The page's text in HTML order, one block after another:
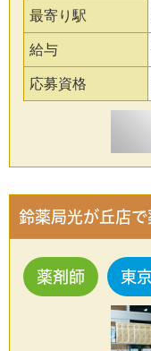
最寄り駅
給与
応募資格
鈴薬局光が丘店
薬剤師 東